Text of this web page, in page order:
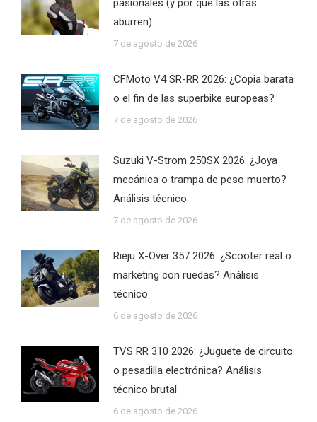
pasionales (y por qué las otras
aburren)
7 de agosto de 2026
CFMoto V4 SR-RR 2026: ¿Copia barata
o el fin de las superbike europeas?
7 de agosto de 2026
Suzuki V-Strom 250SX 2026: ¿Joya
mecánica o trampa de peso muerto?
Análisis técnico
7 de agosto de 2026
Rieju X-Over 357 2026: ¿Scooter real o
marketing con ruedas? Análisis
técnico
6 de agosto de 2026
TVS RR 310 2026: ¿Juguete de circuito
o pesadilla electrónica? Análisis
técnico brutal
6 de agosto de 2026